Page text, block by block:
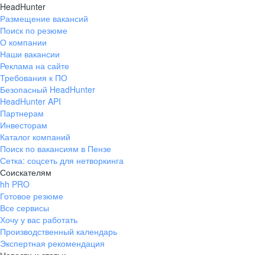
образование. Молодежь сегодня
задаёт тренды и меняет рынок
труда, и горжусь тем, что являюсь
HeadHunter
Размещение вакансий
Поиск по резюме
О компании
Наши вакансии
Реклама на сайте
Требования к ПО
Безопасный HeadHunter
HeadHunter API
Партнерам
Инвесторам
Каталог компаний
Поиск по вакансиям в Пензе
Сетка: соцсеть для нетворкинга
Соискателям
hh PRO
Готовое резюме
Все сервисы
Хочу у вас работать
Производственный календарь
Экспертная рекомендация